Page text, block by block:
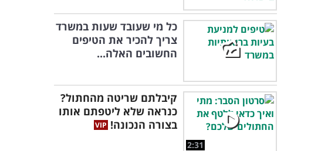
כל מי שעובד שעות במשרד
צריך להכיר את הטיפים
החשובים האלה...
2:31
קיבלתם שריטה מהחתול?
כנראה שלא ליטפתם אותו
בצורה הנכונה!